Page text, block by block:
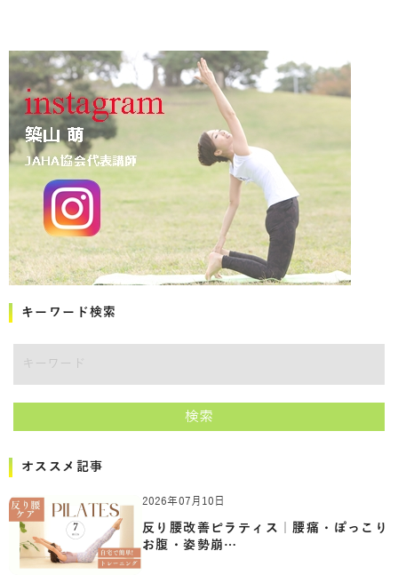
キーワード検索
検索
オススメ記事
2026年07月10日
反り腰改善ピラティス｜腰痛・ぽっこり
お腹・姿勢崩…